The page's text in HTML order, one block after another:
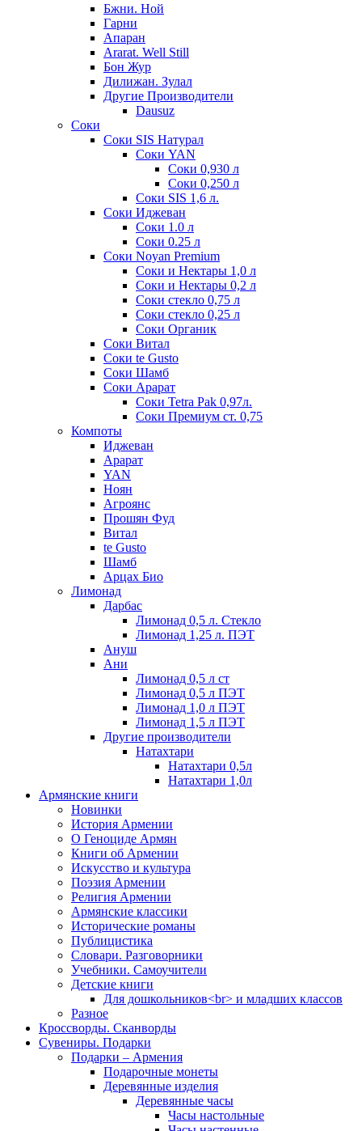
Бжни. Ной
Гарни
Апаран
Ararat. Well Still
Бон Жур
Дилижан. Зулал
Другие Производители
Dausuz
Соки
Соки SIS Натурал
Соки YAN
Соки 0,930 л
Соки 0,250 л
Соки SIS 1,6 л.
Соки Иджеван
Соки 1.0 л
Соки 0.25 л
Соки Noyan Premium
Соки и Нектары 1,0 л
Соки и Нектары 0,2 л
Соки стекло 0,75 л
Соки стекло 0,25 л
Соки Органик
Соки Витал
Соки te Gusto
Соки Шамб
Соки Арарат
Соки Tetra Pak 0,97л.
Соки Премиум ст. 0,75
Компоты
Иджеван
Арарат
YAN
Ноян
Агроянс
Прошян Фуд
Витал
te Gusto
Шамб
Арцах Био
Лимонад
Дарбас
Лимонад 0,5 л. Стекло
Лимонад 1,25 л. ПЭТ
Ануш
Ани
Лимонад 0,5 л ст
Лимонад 0,5 л ПЭТ
Лимонад 1,0 л ПЭТ
Лимонад 1,5 л ПЭТ
Другие производители
Натахтари
Натахтари 0,5л
Натахтари 1,0л
Армянские книги
Новинки
История Армении
О Геноциде Армян
Книги об Армении
Иcкусство и культура
Поэзия Армении
Религия Армении
Армянские классики
Исторические романы
Публицистика
Словари. Разговорники
Учебники. Самоучители
Детские книги
Для дошкольников<br> и младших классов
Разное
Кроссворды. Сканворды
Сувениры. Подарки
Подарки – Армения
Подарочные монеты
Деревянные изделия
Деревянные часы
Часы настольные